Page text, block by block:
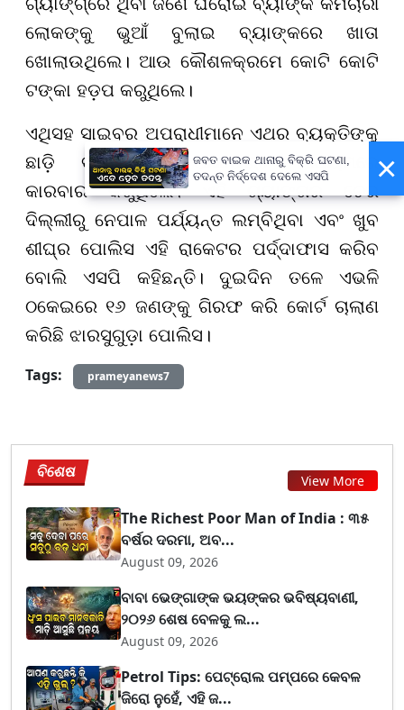
ଲୋକଙ୍କୁ ଭୁଆଁ ବୁଲାଇ ବ୍ୟାଙ୍କରେ ଖାତା
ଖୋଲାଉଥିଲେ। ଆଉ କୌଶଳକ୍ରମେ କୋଟି କୋଟି
ଟଙ୍କା ହଡ଼ପ କରୁଥିଲେ।
ଏଥିସହ ସାଇବର ଅପରାଧୀମାନେ ଏଥର ବ୍ୟକ୍ତିଙ୍କୁ
ଛାଡ଼ି ବ୍ୟବସାୟିକ ଆକାଉଣ୍ଟ ମାଧ୍ୟମରେ
କାରବାର କରୁଥିଲେ। ଏହି ଗ୍ୟାଙ୍ଗର ଚେର
ଦିଲ୍ଲୀରୁ ନେପାଳ ପର୍ଯ୍ୟନ୍ତ ଲମ୍ବିଥିବା ଏବଂ ଖୁବ
ଶୀଘ୍ର ପୋଲିସ ଏହି ରାକେଟର ପର୍ଦ୍ଦାଫାସ କରିବ
ବୋଲି ଏସପି କହିଛନ୍ତି। ଦୁଇଦିନ ତଳେ ଏଭଳି
ଠକେଇରେ ୧୬ ଜଣଙ୍କୁ ଗିରଫ କରି କୋର୍ଟ ଚାଲାଣ
କରିଛି ଝାରସୁଗୁଡ଼ା ପୋଲିସ।
Tags:
prameyanews7
ବିଶେଷ View More
The Richest Poor Man of India : ୩୫
ବର୍ଷର ଦରମା, ଅବ...
August 09, 2026
ବାବା ଭେଙ୍ଗାଙ୍କ ଭୟଙ୍କର ଭବିଷ୍ୟବାଣୀ,
୨୦୨୬ ଶେଷ ବେଳକୁ ଲ...
August 09, 2026
Petrol Tips: ପେଟ୍ରୋଲ ପମ୍ପରେ କେବଳ
ଜିରୋ ନୁହେଁ, ଏହି ଜ...
×
ଜବତ ବାଇକ ଥାନାରୁ ବିକ୍ରି ଘଟଣା,
ତଦନ୍ତ ନିର୍ଦ୍ଦେଶ ଦେଲେ ଏସପି